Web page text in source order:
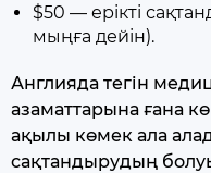
$50 — ерікті
мыңға дейін).
Англияда тегін
азаматтарына ғана
ақылы көмек ала
сақтандырудың